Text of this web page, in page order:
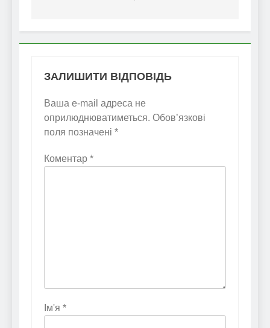
ЗАЛИШИТИ ВІДПОВІДЬ
Ваша e-mail адреса не
оприлюднюватиметься. Обов’язкові
поля позначені *
Коментар *
Ім'я *